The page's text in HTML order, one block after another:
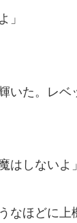
」
いた。レベ
はしないよ」
なほどに上